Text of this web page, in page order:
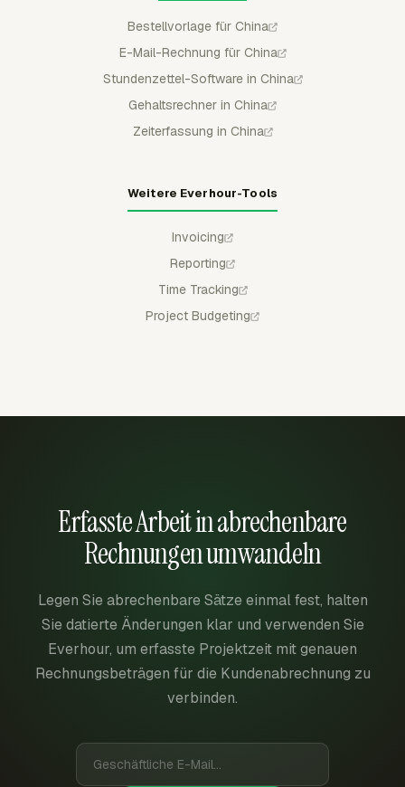
Bestellvorlage für China
E-Mail-Rechnung für China
Stundenzettel-Software in China
Gehaltsrechner in China
Zeiterfassung in China
Weitere Everhour-Tools
Invoicing
Reporting
Time Tracking
Project Budgeting
Erfasste Arbeit in abrechenbare
Rechnungen umwandeln
Legen Sie abrechenbare Sätze einmal fest, halten
Sie datierte Änderungen klar und verwenden Sie
Everhour, um erfasste Projektzeit mit genauen
Rechnungsbeträgen für die Kundenabrechnung zu
verbinden.